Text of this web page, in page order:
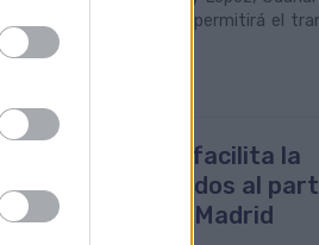
Telmo. Únicamente se permitirá el
Municipales facilita la
de aficionados al
Palmas - Real Madrid